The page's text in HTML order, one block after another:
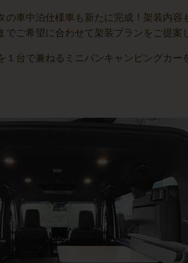
の車中泊仕様車も新たに完成！架装内容
ご希望に合わせて架装プランをご提案
台で兼ねるミニバンキャンピングカー